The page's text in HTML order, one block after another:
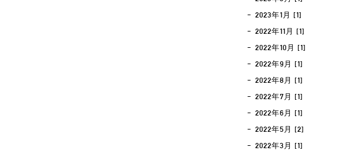
2023年1月 [1]
2022年11月 [1]
2022年10月 [1]
2022年9月 [1]
2022年8月 [1]
2022年7月 [1]
2022年6月 [1]
2022年5月 [2]
2022年3月 [1]